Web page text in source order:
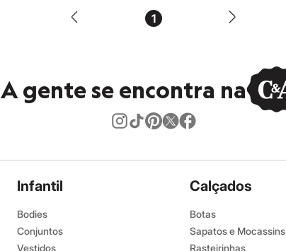
1
A gente se encontra na
Infantil
Bodies
Conjuntos
Vestidos
Calçados
Botas
Sapatos e Mocassins
Rasteirinhas